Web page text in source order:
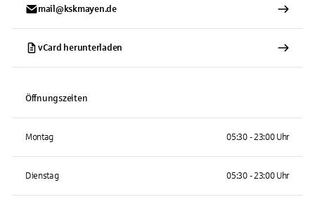
mail@kskmayen.de
vCard herunterladen
Öffnungszeiten
Montag 05:30 - 23:00 Uhr
Dienstag 05:30 - 23:00 Uhr